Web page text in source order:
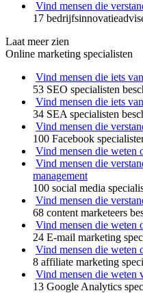
Vind mensen die
17
Laat meer zien
Online marketing specialisten
Vind mensen die iets
53 SEO specialisten
Vind mensen die iets
34 SEA specialisten
Vind mensen die
100 Facebook
Vind mensen die weten
Vind mensen die
management
100 social media
Vind mensen die
68 content marketeers
Vind mensen die weten
24 E-mail marketing
Vind mensen die weten
8 affiliate marketing
Vind mensen die weten
13 Google Analytics